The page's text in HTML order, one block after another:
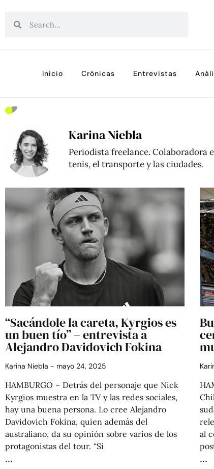
Inicio Crónicas Entrevistas
Karina Niebla
Periodista freelance. Colaboradora
tenis, el transporte y las ciudades.
“Sacándole la careta, Kyrgios es
un buen tío” – entrevista a
Alejandro Davidovich Fokina
Karina Niebla mayo 24, 2025
HAMBURGO – Detrás del personaje que Nick
Kyrgios muestra en la TV y las redes sociales,
hay una buena persona. Lo cree Alejandro
Davidovich Fokina, quien además del
australiano, da su opinión sobre varios de los
protagonistas del tour. “Si
al